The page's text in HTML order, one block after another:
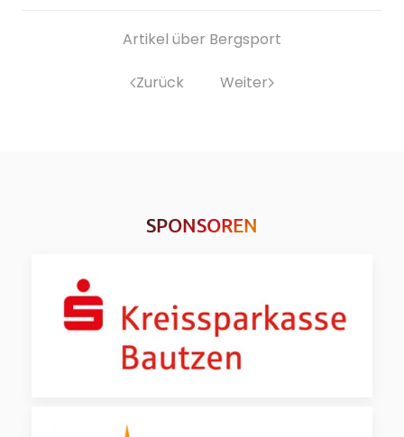
Artikel über Bergsport
Zurück Weiter
SPONSOREN